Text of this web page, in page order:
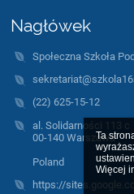
Ta
Więcej
Nagłówek
Społeczna Szkoła
(22) 625-15-12
al. Solidarności 113 c
00-140 Warszawa
Poland
https://